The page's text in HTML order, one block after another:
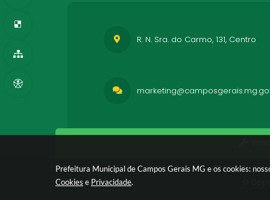
Prefeitura Municipal de Campos Gerais MG e os cookies:
Cookies e Privacidade.
R. N. Sra. do Carmo, 131, Centro